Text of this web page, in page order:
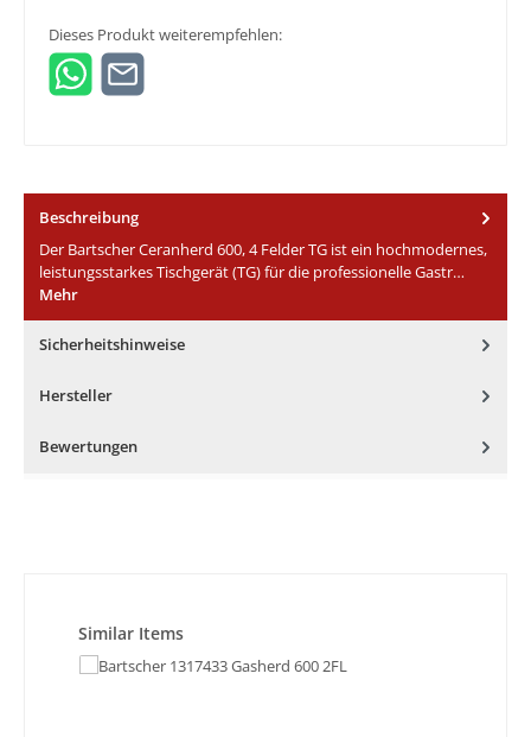
Dieses Produkt weiterempfehlen:
Beschreibung
Der Bartscher Ceranherd 600, 4 Felder TG ist ein hochmodernes,
leistungsstarkes Tischgerät (TG) für die professionelle Gastr…
Mehr
Sicherheitshinweise
Hersteller
Bewertungen
Produktgalerie überspringen
Similar Items